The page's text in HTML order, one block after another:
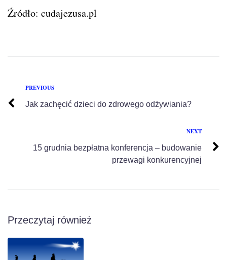
Źródło: cudajezusa.pl
PREVIOUS
Jak zachęcić dzieci do zdrowego odżywiania?
NEXT
15 grudnia bezpłatna konferencja – budowanie
przewagi konkurencyjnej
Przeczytaj również